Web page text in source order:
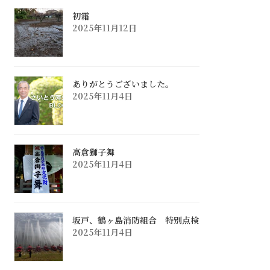
初霜
2025年11月12日
ありがとうございました。
2025年11月4日
高倉獅子舞
2025年11月4日
坂戸、鶴ヶ島消防組合 特別点検
2025年11月4日